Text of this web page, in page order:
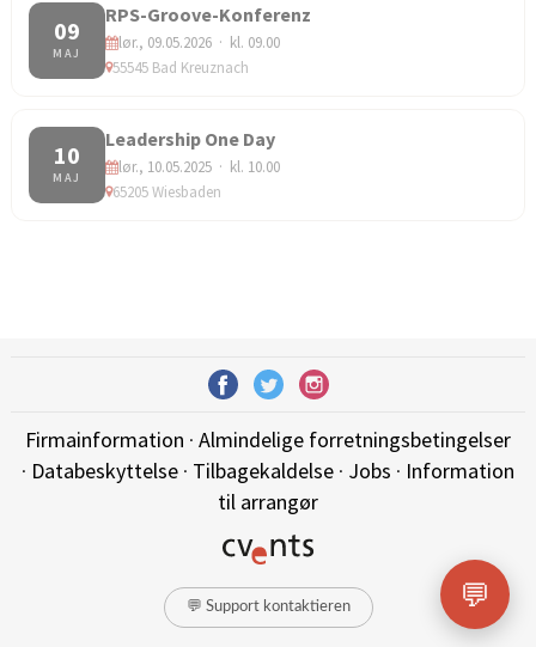
09
MAJ
RPS-Groove-Konferenz
lør., 09.05.2026 · kl. 09.00
55545 Bad Kreuznach
10
MAJ
Leadership One Day
lør., 10.05.2025 · kl. 10.00
65205 Wiesbaden
Firmainformation · Almindelige forretningsbetingelser
· Databeskyttelse · Tilbagekaldelse · Jobs · Information
til arrangør
💬 Support kontaktieren 💬